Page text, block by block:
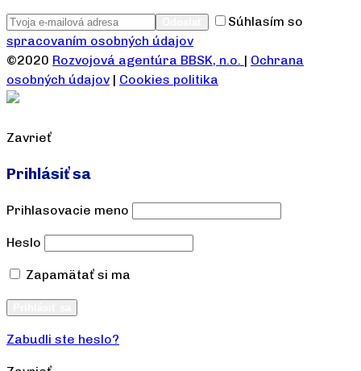
Súhlasím so
spracovaním osobných údajov
©2020 Rozvojová agentúra BBSK, n.o. | Ochrana
osobných údajov | Cookies politika
Zavrieť
Prihlásiť sa
Prihlasovacie meno
Heslo
Zapamätať si ma
Zabudli ste heslo?